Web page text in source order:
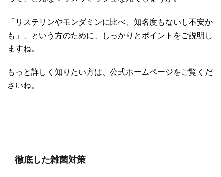
「リステリンやモンダミンに比べ、知名度もないし不安か
も」、という方のために、しっかりとポイントをご説明し
ますね。
もっと詳しく知りたい方は、公式ホームページをご覧くだ
さいね。
徹底した雑菌対策